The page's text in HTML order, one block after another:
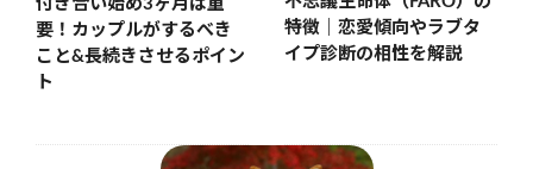
付き合い始め3ヶ月は重
要！カップルがするべき
こと&長続きさせるポイン
ト
特徴｜恋愛傾向やラブタ
イプ診断の相性を解説